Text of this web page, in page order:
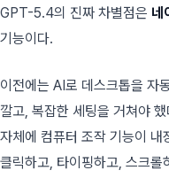
GPT-5.4의 진짜 차별점은 네
기능이다.
이전에는 AI로 데스크톱을 자
깔고, 복잡한 세팅을 거쳐야
자체에 컴퓨터 조작 기능이 내
클릭하고, 타이핑하고, 스크롤